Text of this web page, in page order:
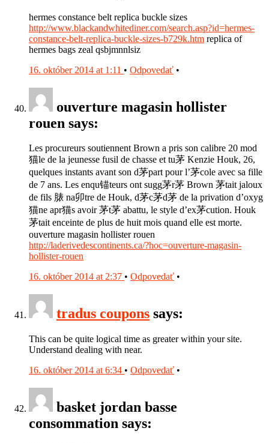
hermes constance belt replica buckle sizes
http://www.blackandwhitediner.com/search.asp?id=hermes-
constance-belt-replica-buckle-sizes-b729k.htm replica of
hermes bags zeal qsbjmnnlsiz
16. október 2014 at 1:11 • Odpovedať •
ouverture magasin hollister
rouen says:
Les procureurs soutiennent Brown a pris son calibre 20 mod
猫le de la jeunesse fusil de chasse et tu茅 Kenzie Houk, 26,
quelques instants avant son d茅part pour l’茅cole avec sa fille
de 7 ans. Les enqu锚teurs ont sugg茅r茅 Brown 茅tait jaloux
de fils 脿 na卯tre de Houk, d茅c茅d茅 de la privation d’oxyg
猫ne apr猫s avoir 茅t茅 abattu, le style d’ex茅cution. Houk
茅tait enceinte de plus de huit mois quand elle est morte.
ouverture magasin hollister rouen
http://laderivedescontinents.ca/?hoc=ouverture-magasin-
hollister-rouen
16. október 2014 at 2:37 • Odpovedať •
tradus coupons says:
This can be quite logical time as greater within your site.
Understand dealing with near.
16. október 2014 at 6:34 • Odpovedať •
basket jordan basse
consommation says: